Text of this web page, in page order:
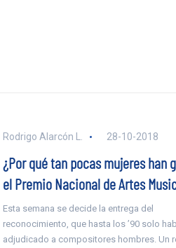
Rodrigo Alarcón L. 28-10-2018
¿Por qué tan pocas mujeres han
el Premio Nacional de Artes
Esta semana se decide la entrega del
reconocimiento, que hasta los ’90 solo
adjudicado a compositores hombres. Un